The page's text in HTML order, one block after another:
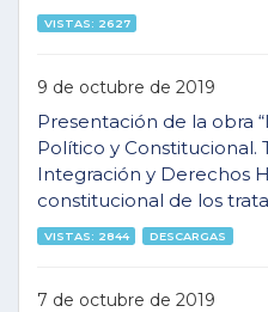
VISTAS: 2627
9 de octubre de 2019
Presentación de la obra
Político y Constitucional.
Integración y Derechos
constitucional de los
VISTAS: 2844 DESCARGAS
7 de octubre de 2019